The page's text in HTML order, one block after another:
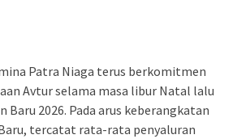
Patra Niaga terus berkomitmen
Avtur selama masa libur Natal lalu
Baru 2026. Pada arus keberangkatan
tercatat rata-rata penyaluran